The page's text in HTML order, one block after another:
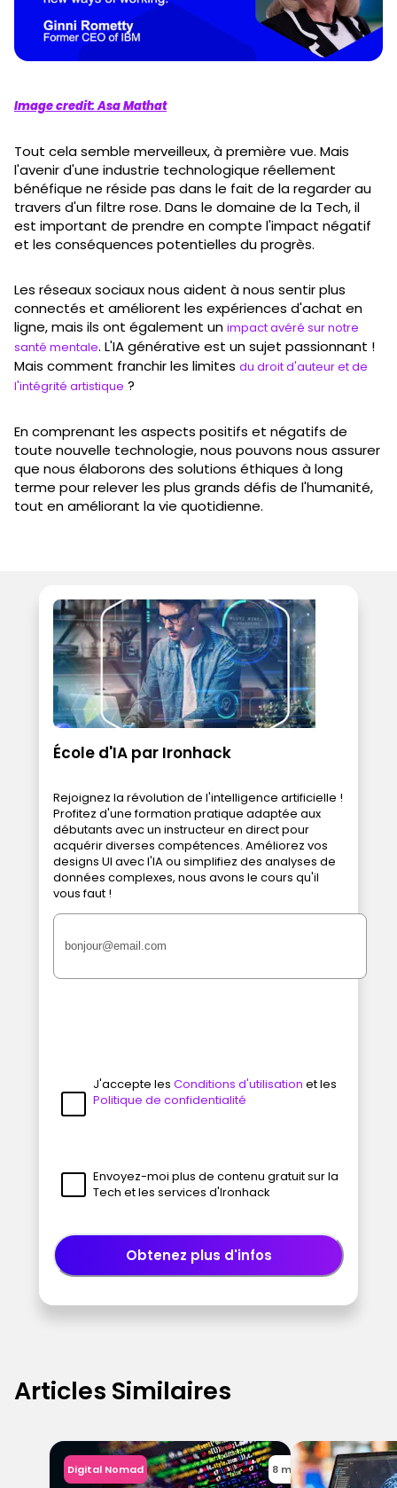
Image credit: Asa Mathat
Tout cela semble merveilleux, à première vue. Mais
l'avenir d'une industrie technologique réellement
bénéfique ne réside pas dans le fait de la regarder au
travers d'un filtre rose. Dans le domaine de la Tech, il
est important de prendre en compte l'impact négatif
et les conséquences potentielles du progrès.
Les réseaux sociaux nous aident à nous sentir plus
connectés et améliorent les expériences d'achat en
ligne, mais ils ont également un impact avéré sur notre
santé mentale. L'IA générative est un sujet passionnant !
Mais comment franchir les limites du droit d'auteur et de
l'intégrité artistique ?
En comprenant les aspects positifs et négatifs de
toute nouvelle technologie, nous pouvons nous assurer
que nous élaborons des solutions éthiques à long
terme pour relever les plus grands défis de l'humanité,
tout en améliorant la vie quotidienne.
École d'IA par Ironhack
Rejoignez la révolution de l'intelligence artificielle !
Profitez d'une formation pratique adaptée aux
débutants avec un instructeur en direct pour
acquérir diverses compétences. Améliorez vos
designs UI avec l'IA ou simplifiez des analyses de
données complexes, nous avons le cours qu'il
vous faut !
J'accepte les Conditions d'utilisation et les
Politique de confidentialité
Envoyez-moi plus de contenu gratuit sur la
Tech et les services d'Ironhack
Obtenez plus d'infos
Articles Similaires
Digital Nomad 8 min